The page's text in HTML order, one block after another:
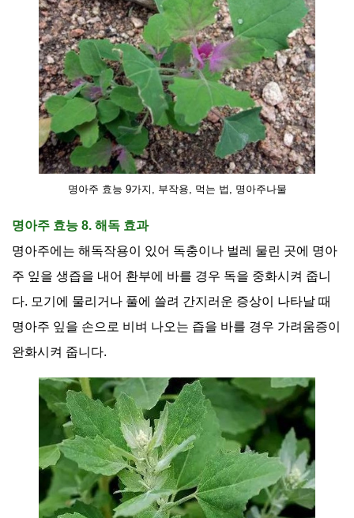
명아주 효능 9가지, 부작용, 먹는 법, 명아주나물
명아주 효능 8. 해독 효과
명아주에는 해독작용이 있어 독충이나 벌레 물린 곳에 명아
주 잎을 생즙을 내어 환부에 바를 경우 독을 중화시켜 줍니
다. 모기에 물리거나 풀에 쓸려 간지러운 증상이 나타날 때
명아주 잎을 손으로 비벼 나오는 즙을 바를 경우 가려움증이
완화시켜 줍니다.